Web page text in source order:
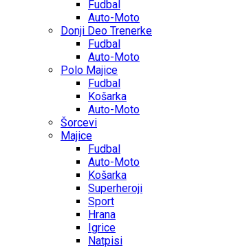
Fudbal
Auto-Moto
Donji Deo Trenerke
Fudbal
Auto-Moto
Polo Majice
Fudbal
Košarka
Auto-Moto
Šorcevi
Majice
Fudbal
Auto-Moto
Košarka
Superheroji
Sport
Hrana
Igrice
Natpisi